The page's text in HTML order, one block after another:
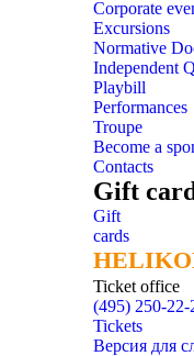
Corporate
Excursions
Normative
Independent
Playbill
Performances
Troupe
Become a
Contacts
Gift
Gift
cards
Ticket office
(495) 250-22-
Tickets
Версия для